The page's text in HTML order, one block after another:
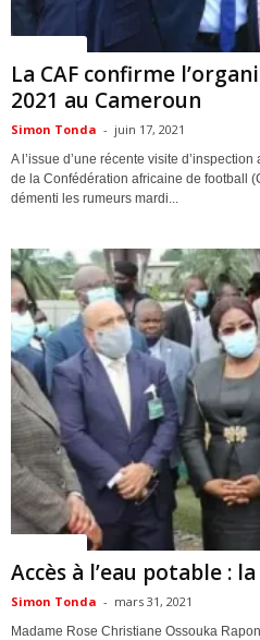
La CAF confirme
2021 au Cameroun
Simon Tonda - juin 17, 2021
A l’issue d’une récente visite
de la Confédération africaine de football
démenti les rumeurs mardi...
Accès à l’eau potable :
Simon Tonda - mars 31, 2021
Madame Rose Christiane Ossouka